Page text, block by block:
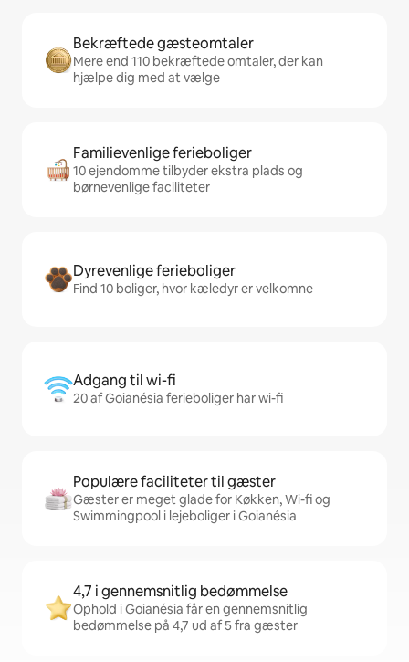
Bekræftede gæsteomtaler
Mere end 110 bekræftede omtaler, der kan
hjælpe dig med at vælge
Familievenlige ferieboliger
10 ejendomme tilbyder ekstra plads og
børnevenlige faciliteter
Dyrevenlige ferieboliger
Find 10 boliger, hvor kæledyr er velkomne
Adgang til wi-fi
20 af Goianésia ferieboliger har wi-fi
Populære faciliteter til gæster
Gæster er meget glade for Køkken, Wi-fi og
Swimmingpool i lejeboliger i Goianésia
4,7 i gennemsnitlig bedømmelse
Ophold i Goianésia får en gennemsnitlig
bedømmelse på 4,7 ud af 5 fra gæster